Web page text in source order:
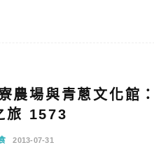
農場與青蔥文化館
旅 1573
2013-07-31